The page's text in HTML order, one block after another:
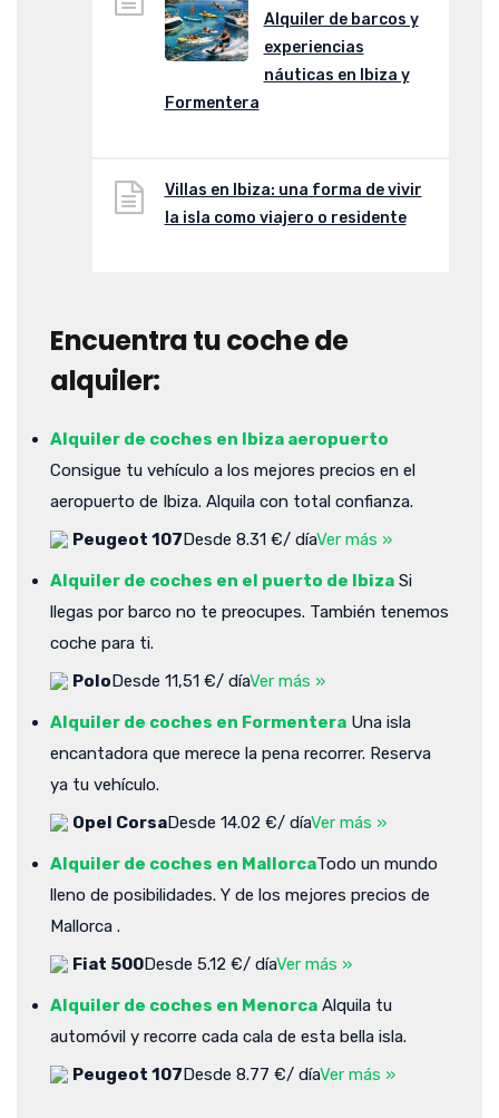
Alquiler de barcos y
experiencias
náuticas en Ibiza y
Formentera
Villas en Ibiza: una forma de vivir
la isla como viajero o residente
Encuentra tu coche de
alquiler:
Alquiler de coches en Ibiza aeropuerto
Consigue tu vehículo a los mejores precios en el
aeropuerto de Ibiza. Alquila con total confianza.
Peugeot 107 Desde 8.31 €/ díaVer más »
Alquiler de coches en el puerto de Ibiza Si
llegas por barco no te preocupes. También tenemos
coche para ti.
Polo Desde 11,51 €/ díaVer más »
Alquiler de coches en Formentera Una isla
encantadora que merece la pena recorrer. Reserva
ya tu vehículo.
Opel CorsaDesde 14.02 €/ díaVer más »
Alquiler de coches en MallorcaTodo un mundo
lleno de posibilidades. Y de los mejores precios de
Mallorca .
Fiat 500Desde 5.12 €/ díaVer más »
Alquiler de coches en Menorca Alquila tu
automóvil y recorre cada cala de esta bella isla.
Peugeot 107 Desde 8.77 €/ díaVer más »